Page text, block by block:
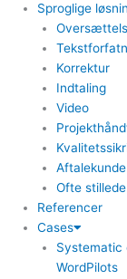
Sproglige
Korrektur
Indtaling
Video
Aftalekunde
Ofte
Referencer
Cases
Systematic
WordPilots